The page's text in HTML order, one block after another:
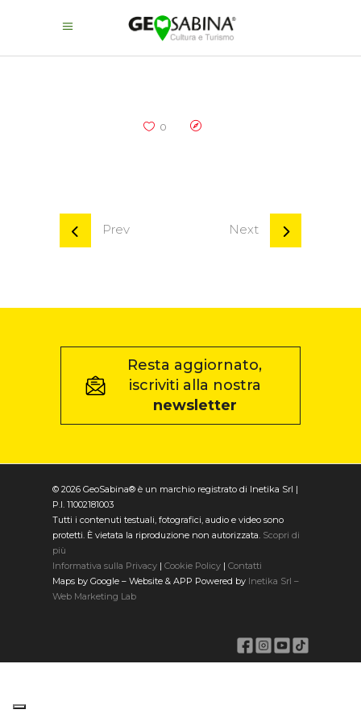
0
Prev Next
Resta aggiornato,
iscriviti alla nostra
newsletter
© 2026 GeoSabina® è un marchio registrato di Inetika Srl |
P.I. 11002181003
Tutti i contenuti testuali, fotografici, audio e video sono
protetti. È vietata la riproduzione non autorizzata. Scopri di
più
Informativa sulla Privacy | Cookie Policy | Contatti
Maps by Google – Website & APP Powered by Inetika Srl –
Web Marketing Lab